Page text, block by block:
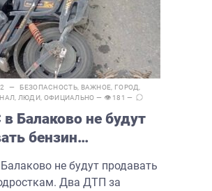
— БЕЗОПАСНОСТЬ, ВАЖНОЕ ГОРОД
ЛЮДИ ОФИЦИАЛЬНО — 👁 181 —
Балаково не будут
бензин
не будут продавать
Два ДТП за